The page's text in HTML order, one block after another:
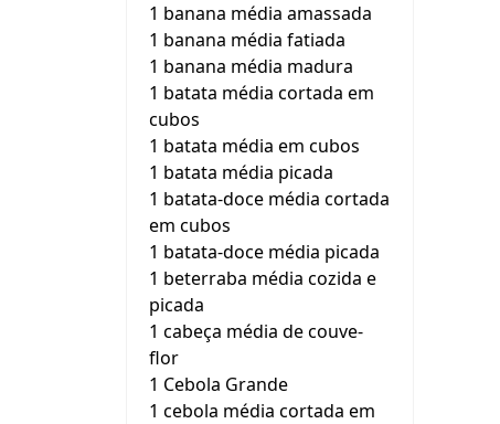
1 banana média amassada
1 banana média fatiada
1 banana média madura
1 batata média cortada em
cubos
1 batata média em cubos
1 batata média picada
1 batata-doce média cortada
em cubos
1 batata-doce média picada
1 beterraba média cozida e
picada
1 cabeça média de couve-
flor
1 Cebola Grande
1 cebola média cortada em